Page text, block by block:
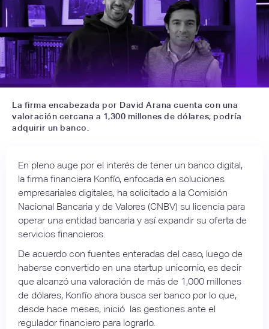
La firma encabezada por David Arana cuenta con una
valoración cercana a 1,300 millones de dólares; podría
adquirir un banco.
En pleno auge por el interés de tener un banco digital,
la firma financiera Konfío, enfocada en soluciones
empresariales digitales, ha solicitado a la Comisión
Nacional Bancaria y de Valores (CNBV) su licencia para
operar una entidad bancaria y así expandir su oferta de
servicios financieros.
De acuerdo con fuentes enteradas del caso, luego de
haberse convertido en una startup unicornio, es decir
que alcanzó una valoración de más de 1,000 millones
de dólares, Konfío ahora busca ser banco por lo que,
desde hace meses, inició las gestiones ante el
regulador financiero para lograrlo.